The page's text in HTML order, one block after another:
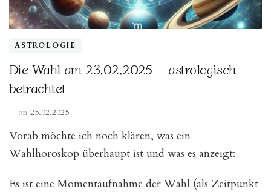
ASTROLOGIE
Die Wahl am 23.02.2025 – astrologisch
betrachtet
on 25.02.2025
Vorab möchte ich noch klären, was ein
Wahlhoroskop überhaupt ist und was es anzeigt:
Es ist eine Momentaufnahme der Wahl (als Zeitpunkt